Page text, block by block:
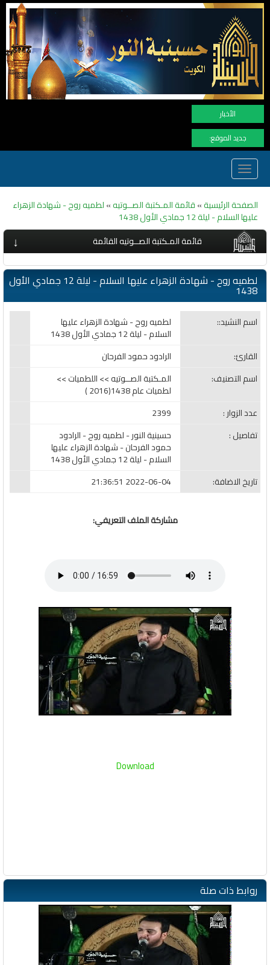
الأخبار
جديد الموقع:
Toggle
navigation
الصفحة الرئيسية»قائمة المـكتبة الصــوتيه»لطميه روح - شهادة الزهراء
عليها السلام - ليلة 12 جمادي الأول 1438
↓ قائمة المـكتبة الصــوتيه القائمة
لطميه روح - شهادة الزهراء عليها السلام - ليلة 12 جمادي الأول
1438
اسم النشيد:: لطميه روح - شهادة الزهراء عليها
السلام - ليلة 12 جمادي الأول 1438
القارئ:
الرادود حمود الفرحان
اسم التصنيف:
المـكتبة الصــوتيه >> اللطميات >>
لطميات عام 1438(2016 )
عدد الزوار :
2399
تفاصيل :
حسينية النور - لطميه روح - الرادود
حمود الفرحان - شهادة الزهراء عليها
السلام - ليلة 12 جمادي الأول 1438
تاريخ الاضافة:
2022-06-04 21:36:51
مشاركة الملف التعريفي:
Download
روابط ذات صلة